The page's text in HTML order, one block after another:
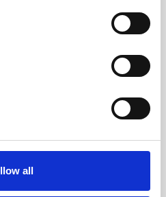
all
DE
SEGURA
individual se
de forma segura